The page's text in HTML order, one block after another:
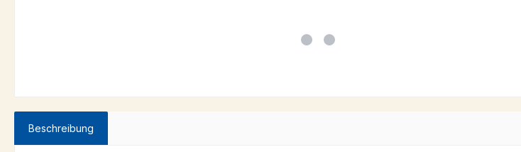
Beschreibung